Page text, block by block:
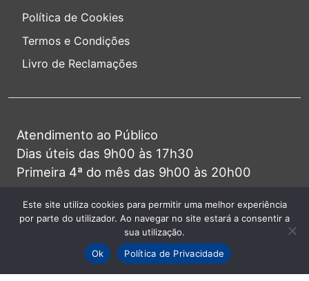
Política de Cookies
Termos e Condições
Livro de Reclamações
Atendimento ao Público
Dias úteis das 9h00 às 17h30
Primeira 4ª do mês das 9h00 às 20h00
Alameda das Linhas de Torres, 156
1750-149 Lisboa
Telefone (+351) 217 541 350
Este site utiliza cookies para permitir uma melhor experiência
por parte do utilizador. Ao navegar no site estará a consentir a
sua utilização.
Ok
Política de Privacidade